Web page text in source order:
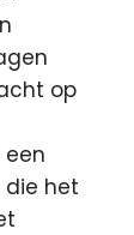
op
een
het